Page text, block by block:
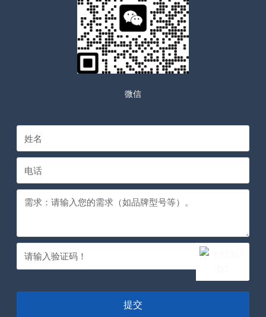
微信
提交